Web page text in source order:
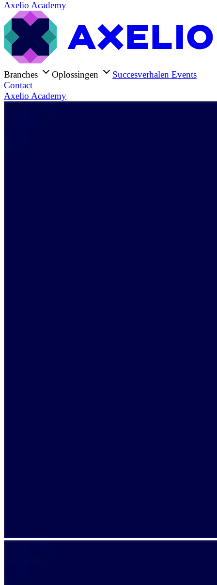
Axelio Academy
Branches Oplossingen Succesverhalen Events
Contact
Axelio Academy